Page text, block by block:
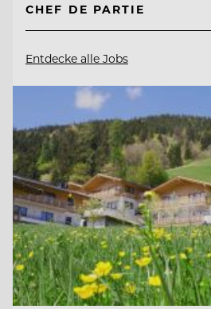
CHEF DE PARTIE
Entdecke alle Jobs